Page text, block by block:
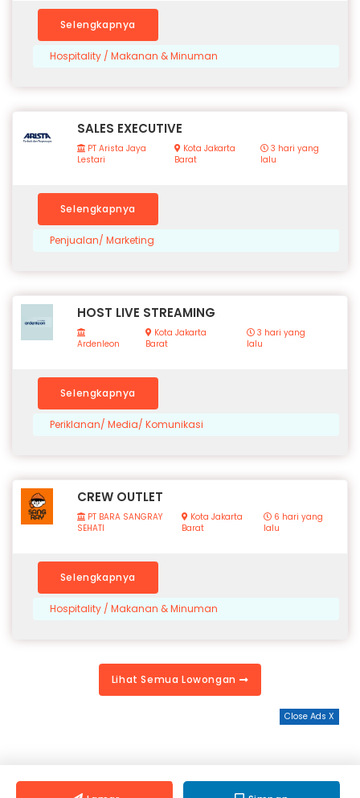
Selengkapnya
Hospitality / Makanan & Minuman
SALES EXECUTIVE
PT Arista Jaya
Lestari
Kota Jakarta
Barat
3 hari yang
lalu
Selengkapnya
Penjualan/ Marketing
HOST LIVE STREAMING
Ardenleon
Kota Jakarta
Barat
3 hari yang
lalu
Selengkapnya
Periklanan/ Media/ Komunikasi
CREW OUTLET
PT BARA SANGRAY
SEHATI
Kota Jakarta
Barat
6 hari yang
lalu
Selengkapnya
Hospitality / Makanan & Minuman
Lihat Semua Lowongan
Close Ads X